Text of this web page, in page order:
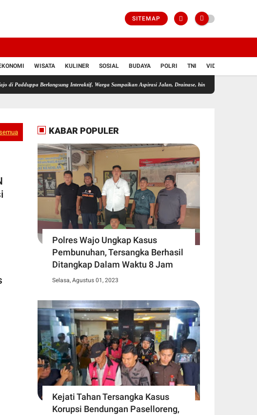
SITEMAP
WISATA KULINER SOSIAL BUDAYA POLRI TNI VIDIO
Berlangsung Interaktif, Warga Sampaikan Aspirasi Jalan, Drainase, hingga Pelayanan Publik
KABAR POPULER
Polres Wajo Ungkap Kasus
Pembunuhan, Tersangka Berhasil
Ditangkap Dalam Waktu 8 Jam
Selasa, Agustus 01, 2023
Kejati Tahan Tersangka Kasus
Korupsi Bendungan Paselloreng,